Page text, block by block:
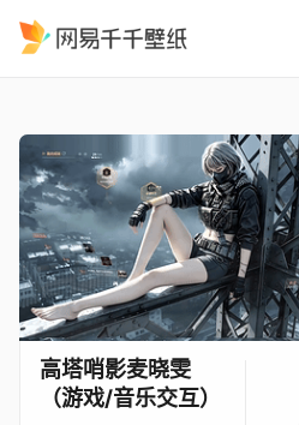
高塔哨影麦晓雯
（游戏/音乐交互）